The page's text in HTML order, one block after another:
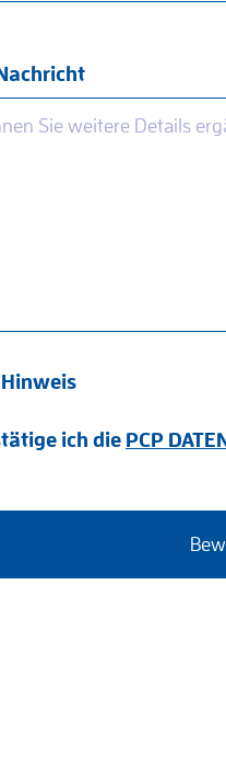
ich die PCP